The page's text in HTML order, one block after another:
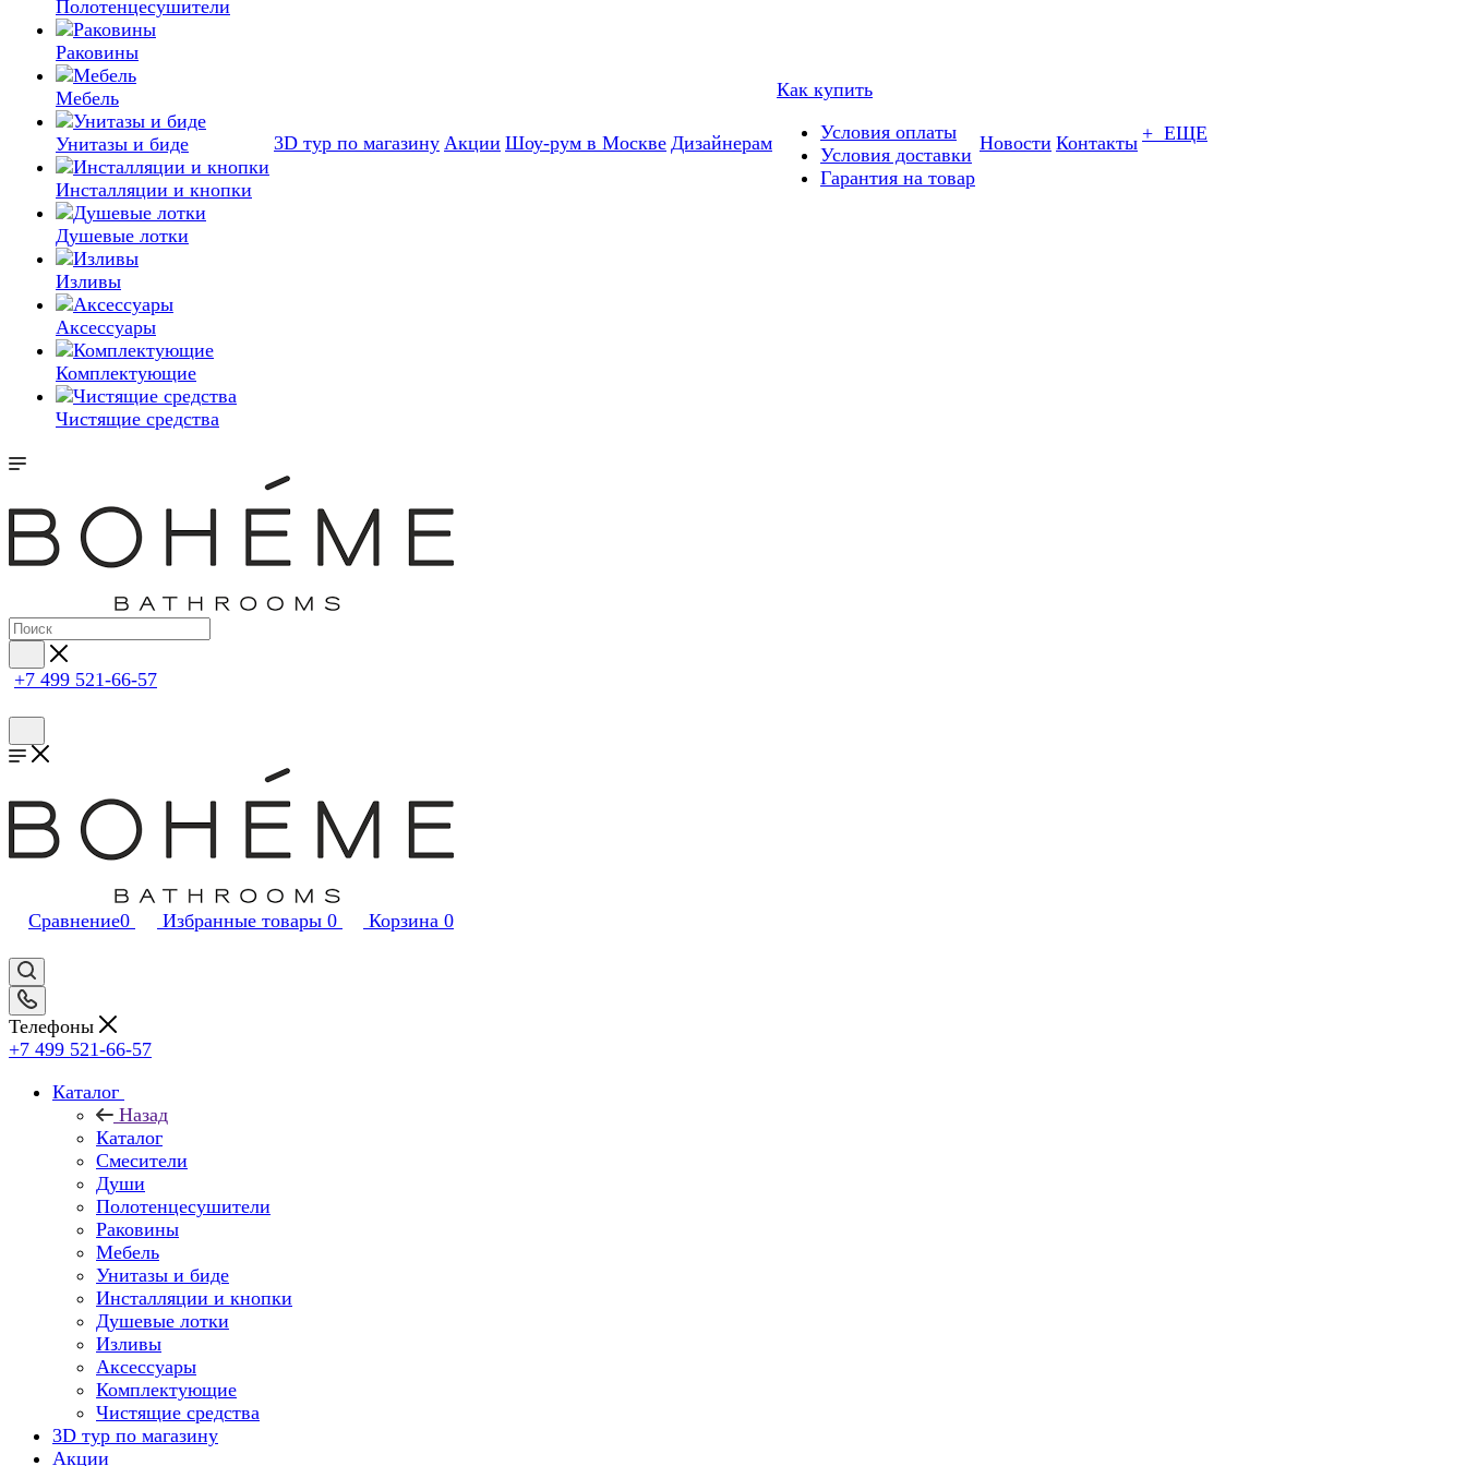
Полотенцесушители
Раковины
Мебель
Унитазы и биде
Инсталляции и кнопки
Душевые лотки
Изливы
Аксессуары
Комплектующие
Чистящие средства
3D тур по магазину Акции Шоу-рум в Москве Дизайнерам
Как купить
Условия оплаты
Условия доставки
Гарантия на товар
Новости Контакты + ЕЩЕ
+7 499 521-66-57
Сравнение0 Избранные товары 0 Корзина 0
Телефоны
+7 499 521-66-57
Каталог
Назад
Каталог
Смесители
Души
Полотенцесушители
Раковины
Мебель
Унитазы и биде
Инсталляции и кнопки
Душевые лотки
Изливы
Аксессуары
Комплектующие
Чистящие средства
3D тур по магазину
Акции